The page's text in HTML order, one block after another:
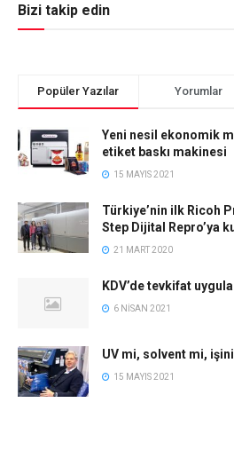
Bizi takip edin
Popüler Yazılar Yorumlar
Yeni nesil ekonomik
etiket baskı makinesi
15 MAYIS 2021
Türkiye’nin ilk Ricoh
Step Dijital Repro’ya
21 MART 2020
KDV’de tevkifat
6 NISAN 2021
UV mi, solvent mi,
15 MAYIS 2021